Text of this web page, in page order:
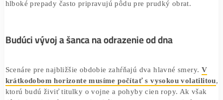
Vyššia cena ropy znamená vyššiu infláciu, čo vedie k
mesiac v červených číslach,
zopakuje negatívny vzorec z
prelomu rokov 2018 a 2019
. Vtedy Bitcoin stratil viac
54,8 % svojej hodnoty, no následne predviedol masívny